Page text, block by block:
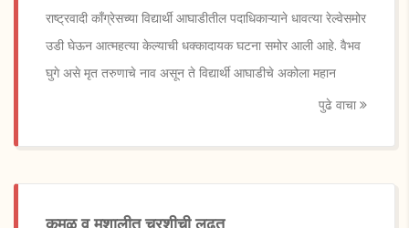
राष्ट्रवादी काँग्रेसच्या विद्यार्थी आघाडीतील पदाधिकाऱ्याने धावत्या रेल्वेसमोर
उडी घेऊन आत्महत्या केल्याची धक्कादायक घटना समोर आली आहे. वैभव
घुगे असे मृत तरुणाचे नाव असून ते विद्यार्थी आघाडीचे अकोला महान
पुढे वाचा
कमळ व मशालीत चुरशीची लढत